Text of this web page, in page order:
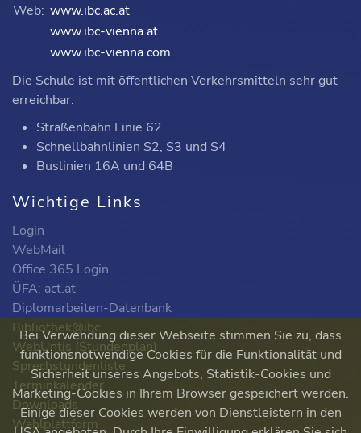
Web: www.ibc.ac.at
www.ibc-vienna.at
www.ibc-vienna.com
Die Schule ist mit öffentlichen Verkehrsmitteln sehr gut
erreichbar:
Straßenbahn Linie 62
Schnellbahnlinien S2, S3 und S4
Buslinien 16A und 64B
Wichtige Links
Login
WebMail
Office 365 Login
ÜFA: act.at
Diplomarbeiten-Datenbank
Bibliothek@ibc
WebUntis (Stundenplan)
Sprechstundenliste
Terminkalender
Downloads
Wahlplattform
Bei Verwendung dieser Webseite stimmen Sie zu, dass
funktionsnotwendige Cookies für die Funktionalität und
Sicherheit unseres Angebots, Statistik-Cookies und
Marketing-Cookies in Ihrem Browser gespeichert werden.
Einige dieser Cookies werden von Dienstleistern in den